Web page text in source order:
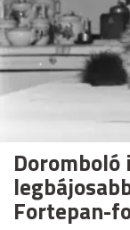
Doromboló
Fortepan-